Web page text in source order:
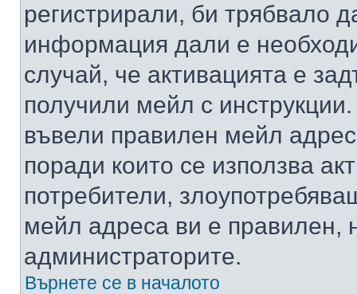
регистрирали, би трябвало
информация дали е
случай, че активацията е
получили мейл с
въвели правилен мейл
поради които се използва
потребители,
мейл адреса ви е правилен,
администраторите.
Върнете се в началото